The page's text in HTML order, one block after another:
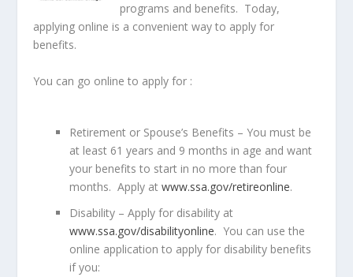
programs and benefits. Today,
applying online is a convenient way to apply for
benefits.
You can go online to apply for :
Retirement or Spouse’s Benefits – You must be
at least 61 years and 9 months in age and want
your benefits to start in no more than four
months. Apply atwww.ssa.gov/retireonline.
Disability – Apply for disability at
www.ssa.gov/disabilityonline. You can use the
online application to apply for disability benefits
if you: